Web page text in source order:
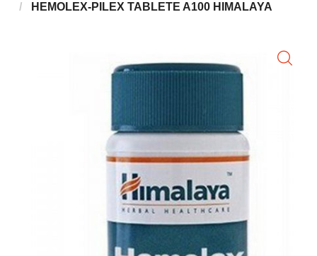
HEMOLEX-PILEX TABLETE A100 HIMALAYA